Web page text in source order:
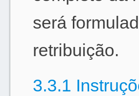
será
retribuição.
3.3.1